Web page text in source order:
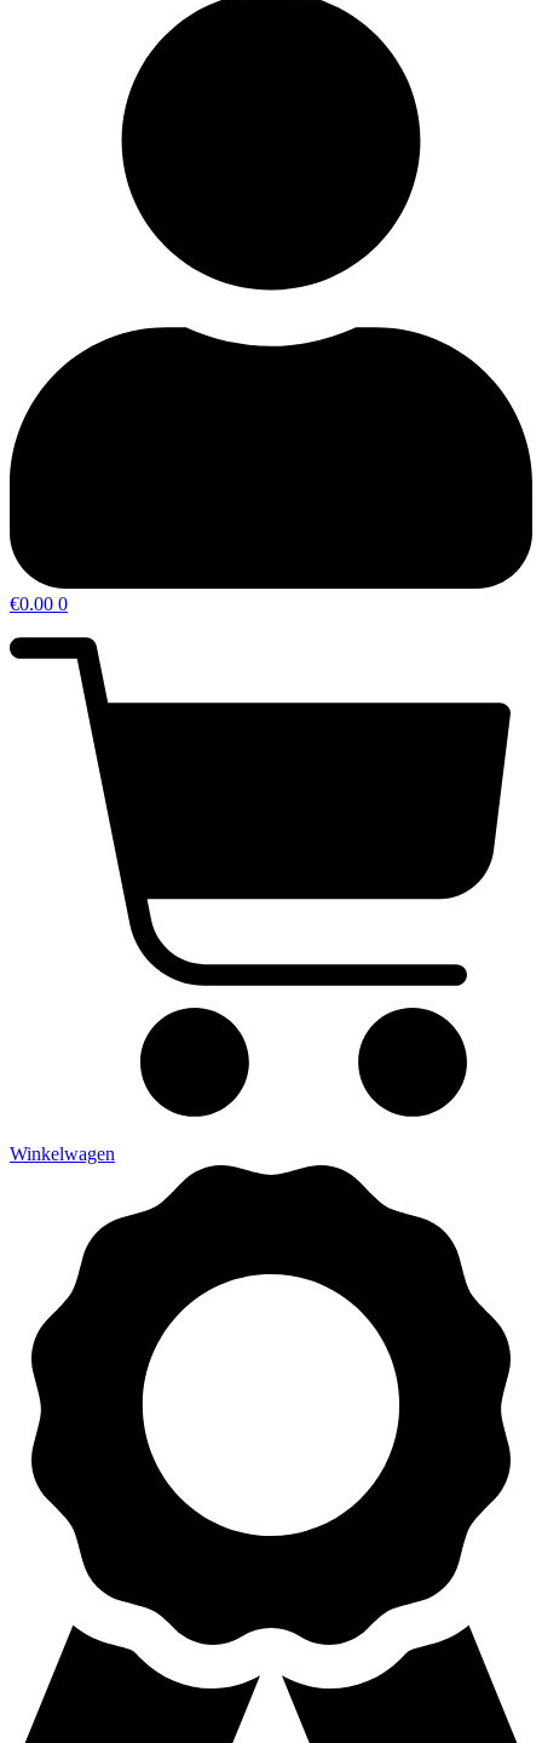
€0.00 0
Winkelwagen